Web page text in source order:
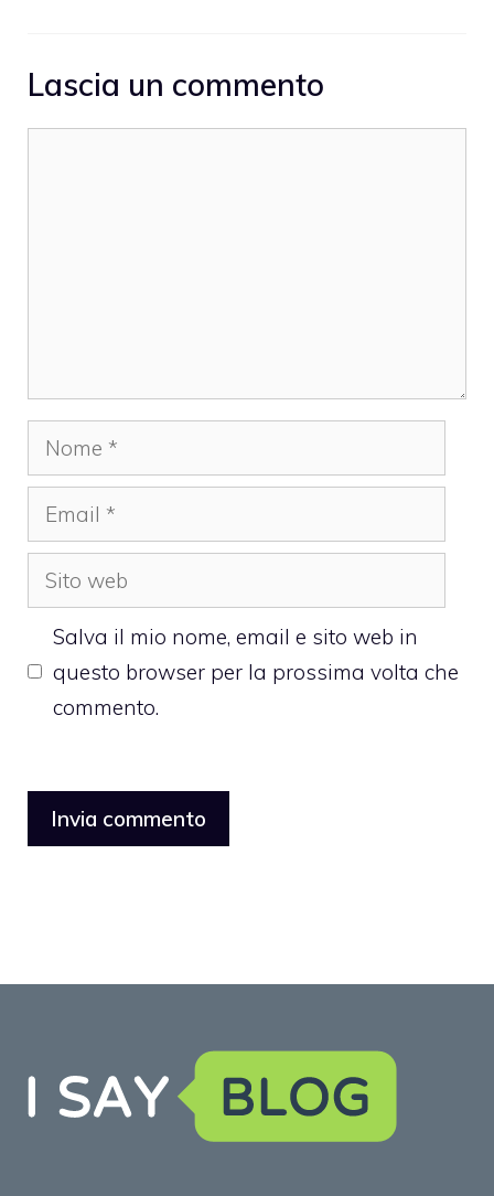
Lascia un commento
Nome
Email
Sito
web
Salva il mio nome, email e sito web in
questo browser per la prossima volta che
commento.